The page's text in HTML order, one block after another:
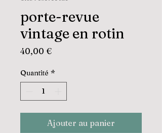
porte-revue
vintage en rotin
40,00 €Prix
Quantité *
Ajouter au panier